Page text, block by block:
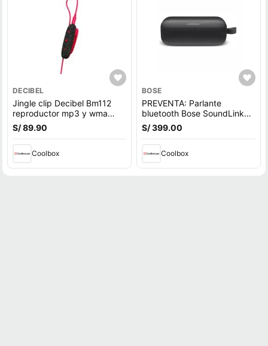
DECIBEL
Jingle clip Decibel Bm112
reproductor mp3 y wma
8gb rojo
S/ 89.90
Coolbox
BOSE
PREVENTA: Parlante
bluetooth Bose SoundLink
Flex 1ra Gen, Bluetooth 5.3,
hasta 12h, IP67, batería
agua, negro (reempacado)
S/ 399.00
Coolbox